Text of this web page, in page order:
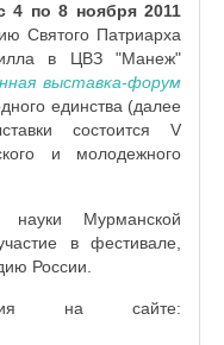
4 по 8 ноября 2011
Святого Патриарха
в ЦВЗ "Манеж"
выставка-форум
единства (далее
состоится V
и молодежного
науки Мурманской
в фестивале,
России.
на сайте: